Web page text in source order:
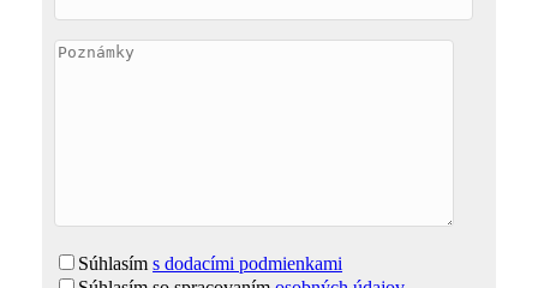
Súhlasíms dodacími podmienkami